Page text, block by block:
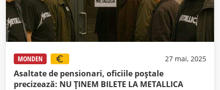
MONDEN 27 mai, 2025
Asaltate de pensionari, oficiile poştale
precizează: NU ŢINEM BILETE LA METALLICA